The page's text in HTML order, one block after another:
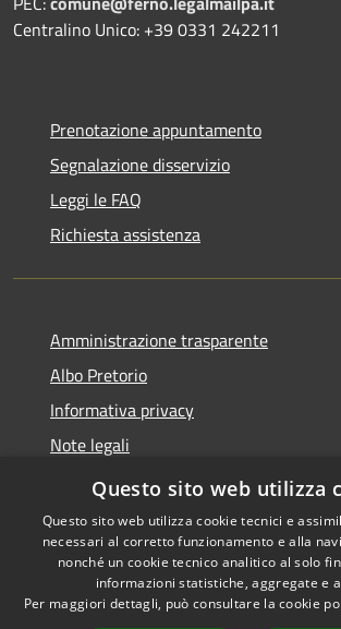
Centralino Unico: +39 0331 242211
Prenotazione appuntamento
Segnalazione disservizio
Leggi le FAQ
Richiesta assistenza
Amministrazione trasparente
Albo Pretorio
Informativa privacy
Note legali
Dichiarazione di accessibilità
Accessibilità
Copyright
Questo sito web utilizza
Questo sito web utilizza cookie tecnici e
necessari al corretto funzionamento e alla
nonché un cookie tecnico analitico al solo
informazioni statistiche, aggregate e
Per maggiori dettagli, può consultare la cookie